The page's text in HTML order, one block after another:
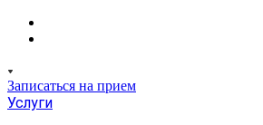
Записаться на прием
Услуги